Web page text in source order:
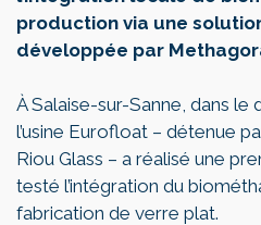
production via une
développée par
À Salaise-sur-Sanne, dans le
l’usine Eurofloat – détenue
Riou Glass – a réalisé une
testé l’intégration du
fabrication de verre plat.